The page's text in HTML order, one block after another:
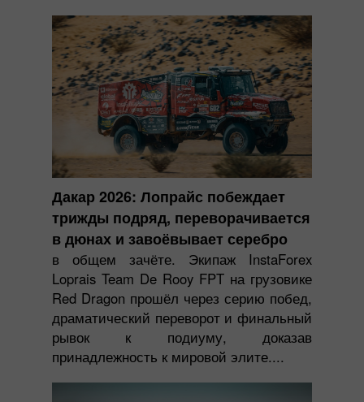
Дакар 2026: Лопрайс побеждает
трижды подряд, переворачивается
в дюнах и завоёвывает серебро
в общем зачёте. Экипаж InstaForex
Loprais Team De Rooy FPT на грузовике
Red Dragon прошёл через серию побед,
драматический переворот и финальный
рывок к подиуму, доказав
принадлежность к мировой элите....